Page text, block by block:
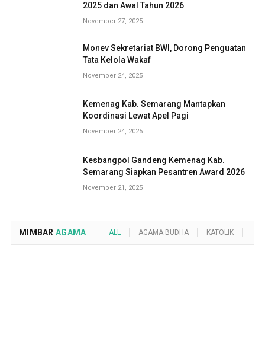
2025 dan Awal Tahun 2026
November 27, 2025
Monev Sekretariat BWI, Dorong Penguatan
Tata Kelola Wakaf
November 24, 2025
Kemenag Kab. Semarang Mantapkan
Koordinasi Lewat Apel Pagi
November 24, 2025
Kesbangpol Gandeng Kemenag Kab.
Semarang Siapkan Pesantren Award 2026
November 21, 2025
MIMBAR AGAMA ALL AGAMA BUDHA KATOLIK